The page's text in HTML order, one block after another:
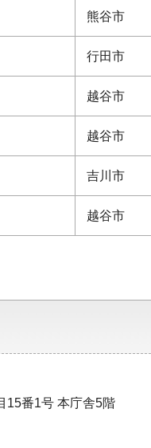
熊谷市
行田市
越谷市
越谷市
吉川市
越谷市
15番1号 本庁舎5階